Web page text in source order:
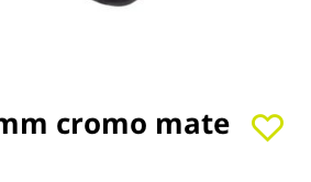
cromo mate